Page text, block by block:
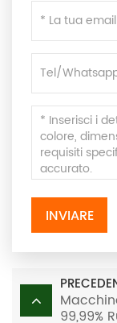
INVIARE
99,99%